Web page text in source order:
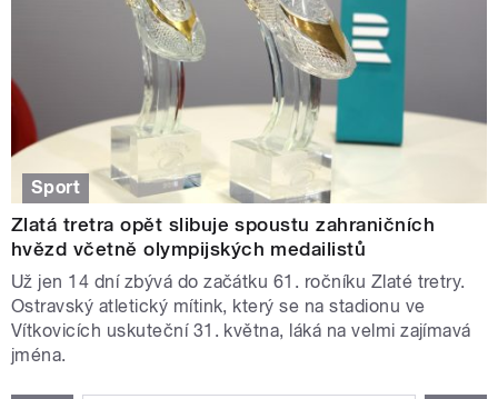
Sport
Zlatá tretra opět slibuje spoustu zahraničních
hvězd včetně olympijských medailistů
Už jen 14 dní zbývá do začátku 61. ročníku Zlaté tretry.
Ostravský atletický mítink, který se na stadionu ve
Vítkovicích uskuteční 31. května, láká na velmi zajímavá
jména.